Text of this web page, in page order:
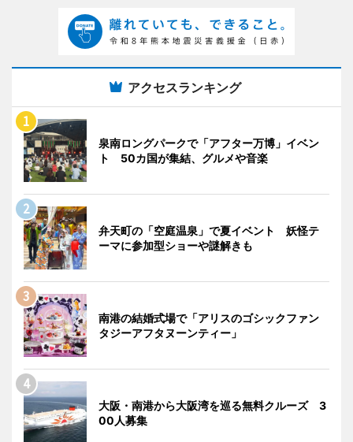
アクセスランキング
泉南ロングパークで「アフター万博」イベン
ト 50カ国が集結、グルメや音楽
弁天町の「空庭温泉」で夏イベント 妖怪テ
ーマに参加型ショーや謎解きも
南港の結婚式場で「アリスのゴシックファン
タジーアフタヌーンティー」
大阪・南港から大阪湾を巡る無料クルーズ 3
00人募集